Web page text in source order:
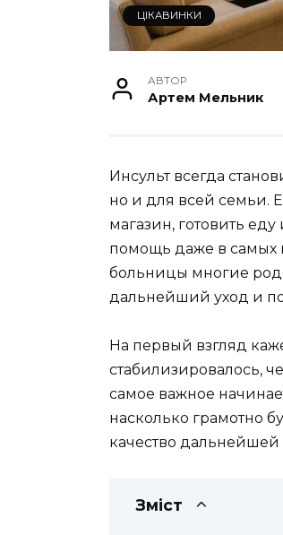
ЦІКАВИНКИ
АВТОР
Артем Мельник
Инсульт всегда
но и для всей семьи.
магазин, готовить
помощь даже в самых
больницы многие
дальнейший уход и
На первый взгляд
стабилизировалось,
самое важное
насколько грамотно
качество
Зміст